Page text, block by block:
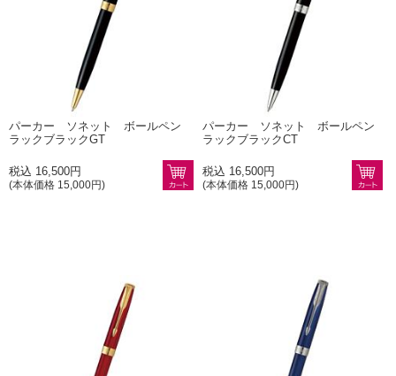
パーカー ソネット ボールペン
ラックブラックGT
税込 16,500円
(本体価格 15,000円)
パーカー ソネット ボールペン
ラックブラックCT
税込 16,500円
(本体価格 15,000円)